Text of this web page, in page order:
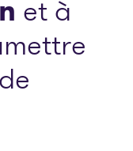
et à